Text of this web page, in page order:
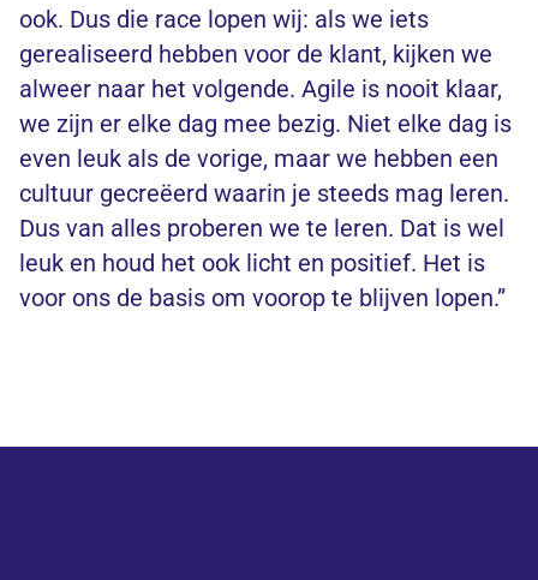
ook. Dus die race lopen wij: als we iets
gerealiseerd hebben voor de klant, kijken we
alweer naar het volgende. Agile is nooit klaar,
we zijn er elke dag mee bezig. Niet elke dag is
even leuk als de vorige, maar we hebben een
cultuur gecreëerd waarin je steeds mag leren.
Dus van alles proberen we te leren. Dat is wel
leuk en houd het ook licht en positief. Het is
voor ons de basis om voorop te blijven lopen.”